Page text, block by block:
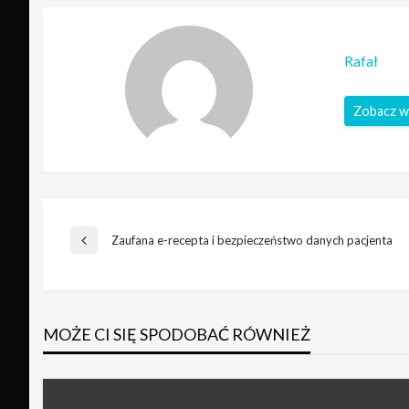
Rafał
Zobacz
Nawigacja
Poprzedni
Zaufana e-recepta i bezpieczeństwo danych pacjenta
MOŻE CI SIĘ SPODOBAĆ RÓWNIEŻ